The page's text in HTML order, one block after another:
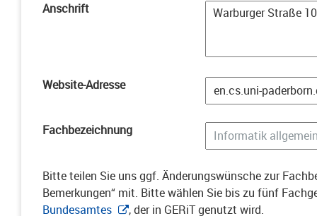
Anschrift
Website-Adresse
Fachbezeichnung
Bitte teilen Sie uns ggf. Änderungswünsche zur
Bemerkungen“ mit. Bitte wählen Sie bis zu fünf
Bundesamtes
, der in GERiT genutzt wird.